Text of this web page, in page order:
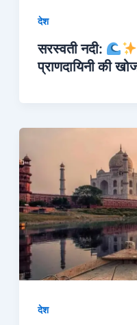
देश
सरस्वती नदी:
प्राणदायिनी की
देश